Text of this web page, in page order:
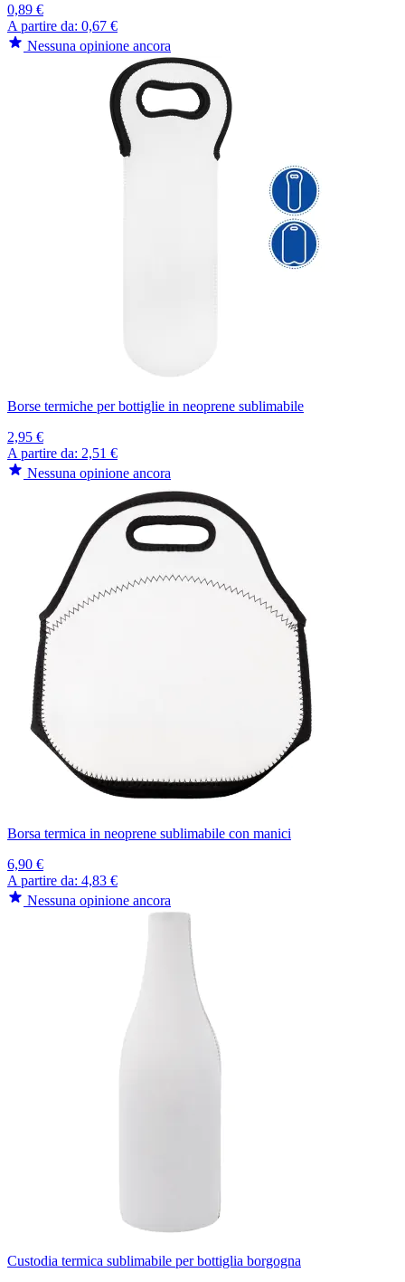
0,89 €
A partire da: 0,67 €
Nessuna opinione ancora
Borse termiche per bottiglie in neoprene sublimabile
2,95 €
A partire da: 2,51 €
Nessuna opinione ancora
Borsa termica in neoprene sublimabile con manici
6,90 €
A partire da: 4,83 €
Nessuna opinione ancora
Custodia termica sublimabile per bottiglia borgogna